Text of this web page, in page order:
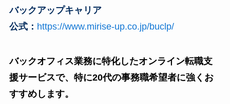
バックアップキャリア
公式： https://www.mirise-up.co.jp/buclp/
バックオフィス業務に特化したオンライン転職支
援サービスで、特に20代の事務職希望者に強くお
すすめします。